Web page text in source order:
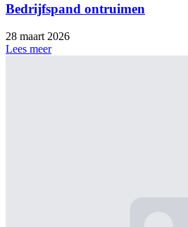
Bedrijfspand ontruimen
28 maart 2026
Lees meer